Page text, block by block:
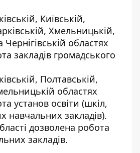
Київській,
Хмельницькій,
Чернігівській областях
закладів громадського
Полтавській,
областях
установ освіти (шкіл,
навчальних закладів).
дозволена робота
закладів.